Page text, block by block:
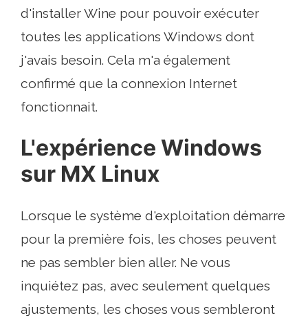
d'installer Wine pour pouvoir exécuter
toutes les applications Windows dont
j'avais besoin. Cela m'a également
confirmé que la connexion Internet
fonctionnait.
L'expérience Windows
sur MX Linux
Lorsque le système d'exploitation démarre
pour la première fois, les choses peuvent
ne pas sembler bien aller. Ne vous
inquiétez pas, avec seulement quelques
ajustements, les choses vous sembleront